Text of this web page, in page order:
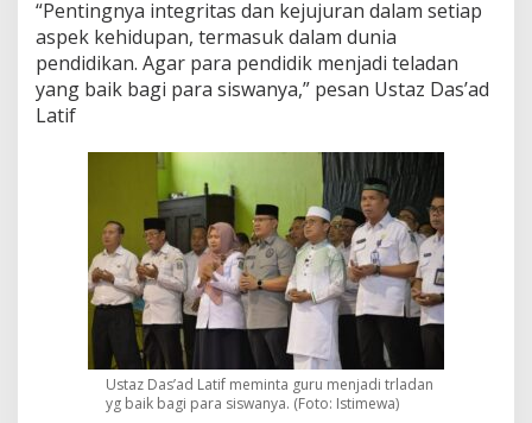
i
k
a
n
n
a
w
a
h
d
r
a
“Pentingnya integritas dan kejujuran dalam setiap
aspek kehidupan, termasuk dalam dunia
pendidikan. Agar para pendidik menjadi teladan
yang baik bagi para siswanya,” pesan Ustaz Das’ad
Latif
Ustaz Das’ad Latif meminta guru menjadi trladan
yg baik bagi para siswanya. (Foto: Istimewa)